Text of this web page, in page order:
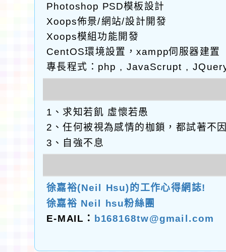
Photoshop PSD模板設計
Xoops佈景/網站/設計開發
Xoops模組功能開發
CentOS環境設置，xampp伺服器建置
專長程式：php , JavaScrupt ,
1、求知若飢 虛懷若愚
2、任何被視為感情的枷鎖，都試著不
3、自強不息
徐嘉裕(Neil Hsu)的工作心得網誌!
徐嘉裕 Neil hsu粉絲團
E-MAIL： b168168tw@gmail.com